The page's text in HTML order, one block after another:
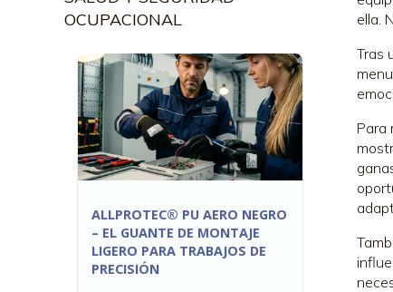
OCUPACIONAL
ALLPROTEC® PU AERO NEGRO
– EL GUANTE DE MONTAJE
LIGERO PARA TRABAJOS DE
PRECISIÓN
ella.
Tras
Para